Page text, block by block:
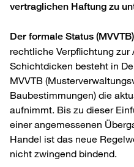
vertraglichen Haftung zu
Der formale Status
rechtliche Verpflichtung zur
Schichtdicken besteht in
MVVTB
Baubestimmungen) die
aufnimmt. Bis zu dieser
einer angemessenen
Handel ist das neue
nicht zwingend bindend.